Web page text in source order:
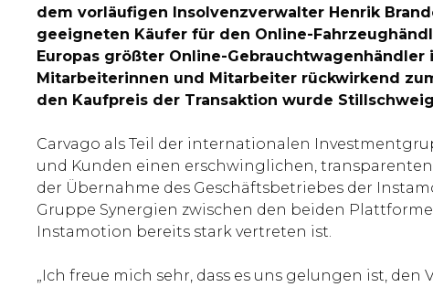
dem vorläufigen Insolvenzverwalter Henrik
geeigneten Käufer für den Online-
Europas größter Online-
Mitarbeiterinnen und Mitarbeiter rückwirkend
den Kaufpreis der Transaktion wurde
Carvago als Teil der internationalen
und Kunden einen erschwinglichen,
der Übernahme des Geschäftsbetriebes der
Gruppe Synergien zwischen den beiden
Instamotion bereits stark vertreten ist.
„Ich freue mich sehr, dass es uns gelungen ist,